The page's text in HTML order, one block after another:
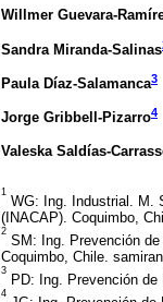
Willmer Guevara-
Sandra Miranda-Salinas
Paula Díaz-Salamanca3
Jorge Gribbell-Pizarro4
Valeska Saldías-
1
WG: Ing. Industrial. M.
(INACAP). Coquimbo,
2
SM: Ing. Prevención
Coquimbo, Chile.
3
PD: Ing. Prevención
4